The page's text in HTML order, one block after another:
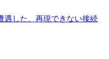
遇した、再現できない接続